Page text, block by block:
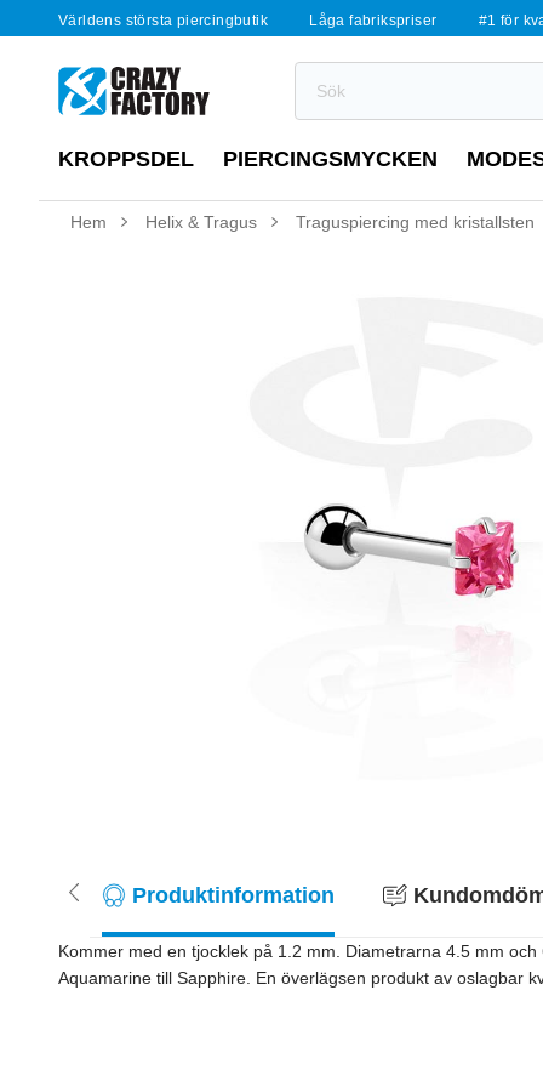
Världens största piercingbutik Låga fabrikspriser #1 för
KROPPSDEL PIERCINGSMYCKEN
Hem Helix & Tragus Traguspiercing med kristallsten
Produktinformation
Kommer med en tjocklek på 1.2 mm. Diametrarna 4.5 mm
Aquamarine till Sapphire. En överlägsen produkt av oslagbar